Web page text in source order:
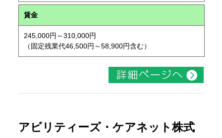
賃金
245,000円～310,000円
（固定残業代46,500円～58,900円含む）
アビリティーズ・ケアネット株式